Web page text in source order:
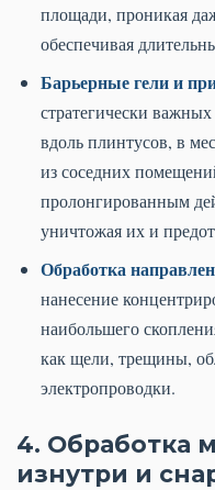
площади, проникая
обеспечивая
Барьерные гели и
стратегически
вдоль плинтусов, в
из соседних
пролонгированным
уничтожая их и
Обработка
нанесение
наибольшего
как щели, трещины,
электропроводки.
4. Обработка
изнутри и